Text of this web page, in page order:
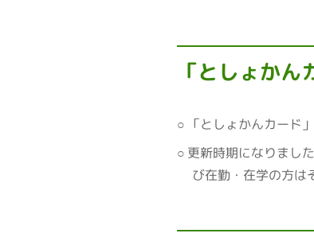
「としょか
「としょかんカード
更新時期になりまし
び在勤・在学の方は